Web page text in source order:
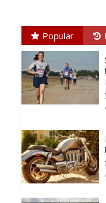
Popular